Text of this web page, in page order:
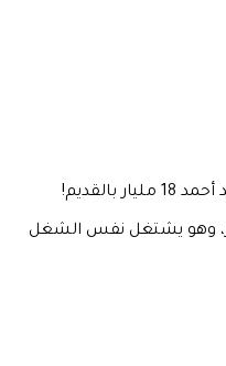
تشتغل 20 يوم بي 115 دولار، وهو يشتغل نفس الشغل